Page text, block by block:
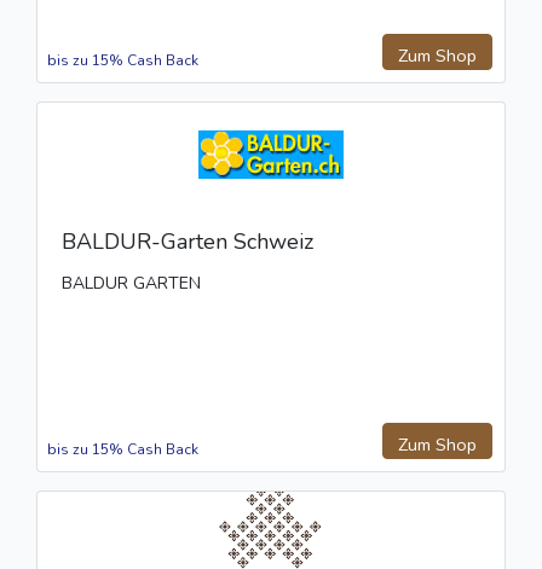
Zum Shop
bis zu 15% Cash Back
BALDUR-Garten Schweiz
BALDUR GARTEN
Zum Shop
bis zu 15% Cash Back